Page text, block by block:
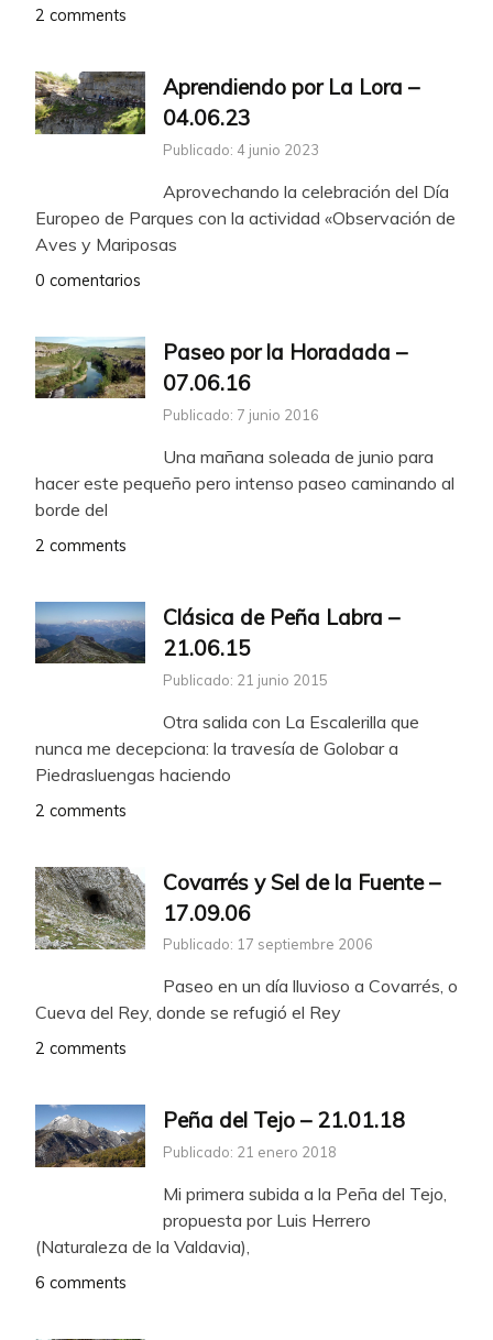
2 comments
Aprendiendo por La Lora –
04.06.23
Publicado: 4 junio 2023
Aprovechando la celebración del Día
Europeo de Parques con la actividad «Observación de
Aves y Mariposas
0 comentarios
Paseo por la Horadada –
07.06.16
Publicado: 7 junio 2016
Una mañana soleada de junio para
hacer este pequeño pero intenso paseo caminando al
borde del
2 comments
Clásica de Peña Labra –
21.06.15
Publicado: 21 junio 2015
Otra salida con La Escalerilla que
nunca me decepciona: la travesía de Golobar a
Piedrasluengas haciendo
2 comments
Covarrés y Sel de la Fuente –
17.09.06
Publicado: 17 septiembre 2006
Paseo en un día lluvioso a Covarrés, o
Cueva del Rey, donde se refugió el Rey
2 comments
Peña del Tejo – 21.01.18
Publicado: 21 enero 2018
Mi primera subida a la Peña del Tejo,
propuesta por Luis Herrero
(Naturaleza de la Valdavia),
6 comments